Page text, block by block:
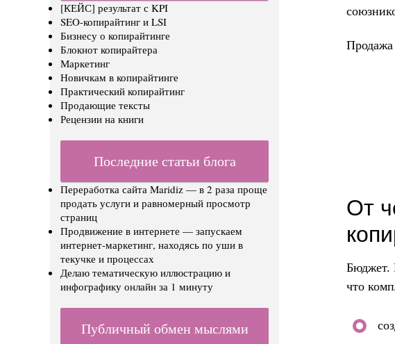
[КЕЙС] результат с KPI
SEO-копирайтинг и LSI
Бизнесу о копирайтинге
Блокнот копирайтера
Маркетинг
Новичкам в копирайтинге
Практический копирайтинг
Продающие тексты
Рецензии на книги
Последние статьи блога
Переработка сайта Maridiz — в 2 раза проще
продать услуги и равномерный просмотр
страниц
Продвижение в интернете — запускаем
интернет-маркетинг, находясь по уши в
текучке и процессах
Делаю тематическую иллюстрацию и
инфографику онлайн за 1 минуту
Публичный обмен мыслями
Продажа
От
Бюджет.
что